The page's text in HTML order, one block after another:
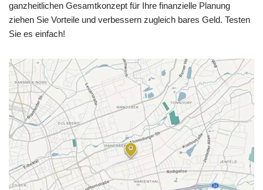
ganzheitlichen Gesamtkonzept für Ihre finanzielle Planung
ziehen Sie Vorteile und verbessern zugleich bares Geld. Testen
Sie es einfach!